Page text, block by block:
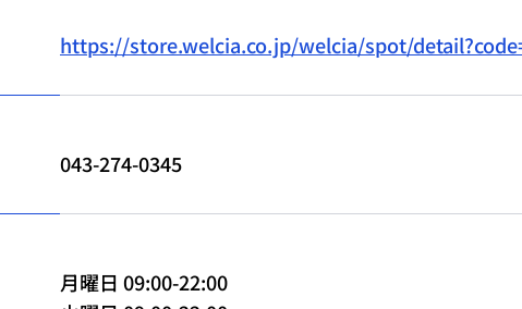
https://store.welcia.co.jp/welcia/spot/
043-274-0345
月曜日 09:00-22:00